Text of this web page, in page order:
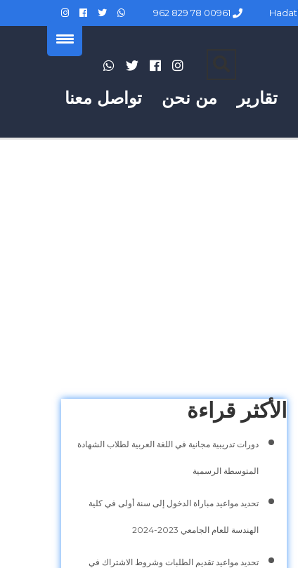
تواصل معنا من نحن تقارير
الأكثر قراءة
دورات تدريبية مجانية في اللغة العربية لطلاب الشهادة
المتوسطة الرسمية
تحديد مواعيد مباراة الدخول إلى سنة أولى في كلية
الهندسة للعام الجامعي 2023-2024
تحديد مواعيد تقديم الطلبات وشروط الاشتراك في